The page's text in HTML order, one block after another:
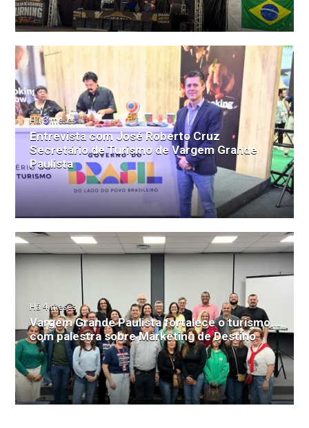
Há 3 meses
Entrevista com José Roberto Cruz
Secretário de Turismo de Vargem Grande
Paulista
Há 4 meses
Vargem Grande Paulista fortalece o turismo
com palestra sobre Marketing de Destino